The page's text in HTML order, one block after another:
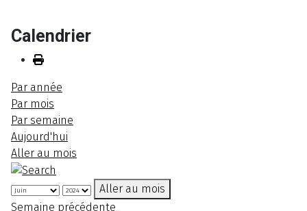
Calendrier
Par année
Par mois
Par semaine
Aujourd'hui
Aller au mois
Aller au mois
Semaine précédente